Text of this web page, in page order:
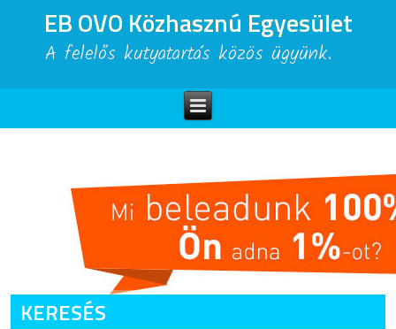
EB OVO Közhasznú Egyesület
A felelős kutyatartás közös ügyünk.
KERESÉS